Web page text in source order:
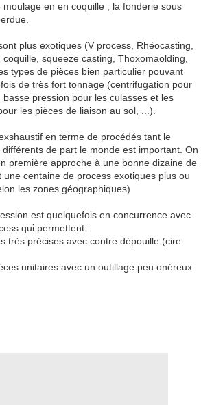
en en coquille , la fonderie sous
plus exotiques (V process, Rhéocasting,
squeeze casting, Thoxomaolding,
types de pièces bien particulier pouvant
de très fort tonnage (centrifugation pour
basse pression pour les culasses et les
les pièces de liaison au sol, ...).
en terme de procédés tant le
de part le monde est important. On
première approche à une bonne dizaine de
une centaine de process exotiques plus ou
les zones géographiques)
est quelquefois en concurrence avec
qui permettent :
très précises avec contre dépouille (cire
unitaires avec un outillage peu onéreux